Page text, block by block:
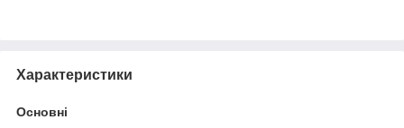
Характеристики
Основні